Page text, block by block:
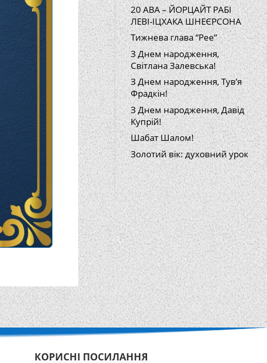
20 АВА – ЙОРЦАЙТ РАБІ
ЛЕВІ-ІЦХАКА ШНЕЄРСОНА
Тижнева глава “Рее”
З Днем народження,
Світлана Залевська!
З Днем народження, Тув’я
Фрадкін!
З Днем народження, Давід
Купрій!
Шабат Шалом!
Золотий вік: духовний урок
КОРИСНІ ПОСИЛАННЯ